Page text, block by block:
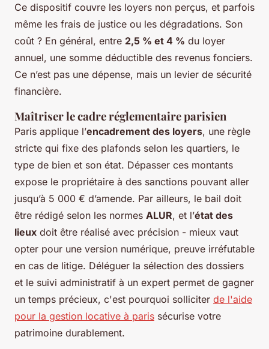
Ce dispositif couvre les loyers non perçus, et parfois
même les frais de justice ou les dégradations. Son
coût ? En général, entre 2,5 % et 4 % du loyer
annuel, une somme déductible des revenus fonciers.
Ce n’est pas une dépense, mais un levier de sécurité
financière.
Maîtriser le cadre réglementaire parisien
Paris applique l’encadrement des loyers, une règle
stricte qui fixe des plafonds selon les quartiers, le
type de bien et son état. Dépasser ces montants
expose le propriétaire à des sanctions pouvant aller
jusqu’à 5 000 € d’amende. Par ailleurs, le bail doit
être rédigé selon les normes ALUR, et l’état des
lieux doit être réalisé avec précision - mieux vaut
opter pour une version numérique, preuve irréfutable
en cas de litige. Déléguer la sélection des dossiers
et le suivi administratif à un expert permet de gagner
un temps précieux, c'est pourquoi solliciter de l'aide
pour la gestion locative à paris sécurise votre
patrimoine durablement.